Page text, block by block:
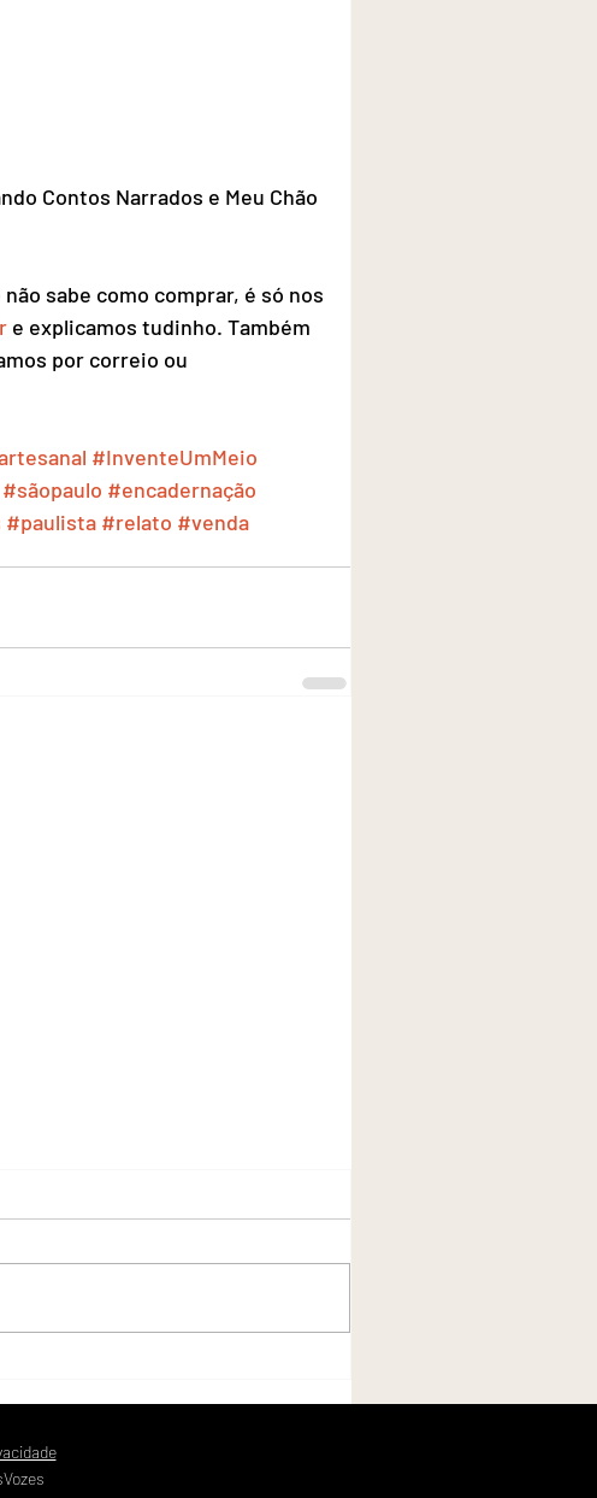
Contos Narrados e Meu Chão
sabe como comprar, é só nos
e explicamos tudinho. Também
por correio ou
#InventeUmMeio
#sãopaulo #encadernação
#paulista #relato #venda